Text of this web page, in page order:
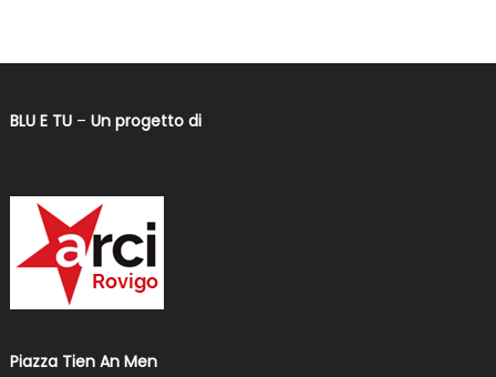
BLU E TU– Un progetto di
Piazza Tien An Men